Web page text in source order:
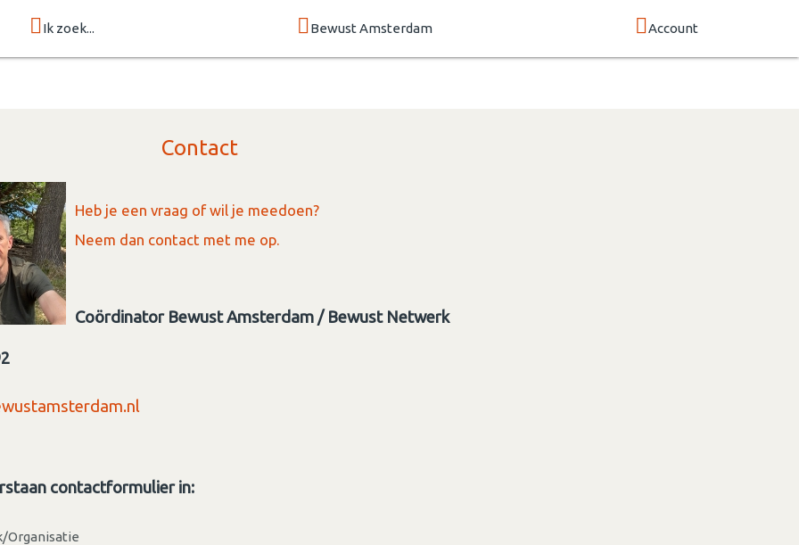
Ik zoek... Bewust Amsterdam Account
Contact
Heb je een vraag of wil je meedoen?
Neem dan contact met me op.
Coördinator Bewust Amsterdam / Bewust Netwerk
contactformulier in:
Organisatie